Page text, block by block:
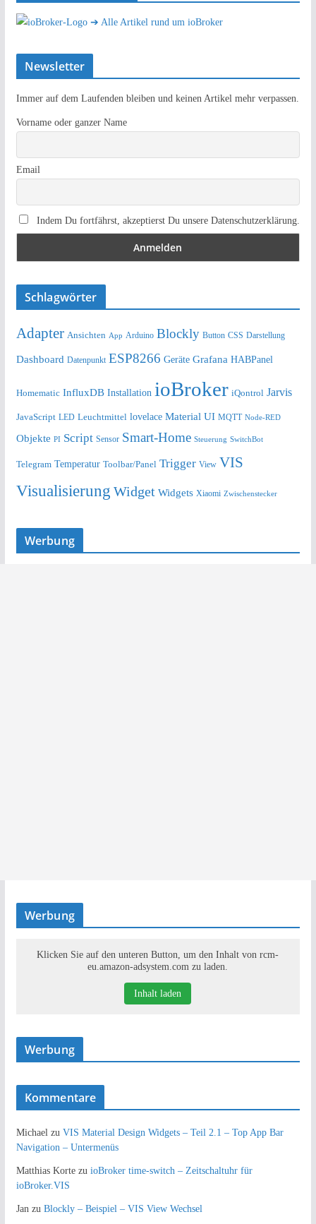
➔ Alle Artikel rund um ioBroker
Newsletter
Immer auf dem Laufenden bleiben und keinen Artikel mehr verpassen.
Vorname oder ganzer Name
Email
Indem Du fortfährst, akzeptierst Du unsere Datenschutzerklärung.
Schlagwörter
Adapter Ansichten App Arduino Blockly Button CSS Darstellung
Dashboard Datenpunkt ESP8266 Geräte Grafana HABPanel
Homematic InfluxDB Installation ioBroker iQontrol Jarvis
JavaScript LED Leuchtmittel lovelace Material UI MQTT Node-RED
Objekte PI Script Sensor Smart-Home Steuerung SwitchBot
Telegram Temperatur Toolbar/Panel Trigger View VIS
Visualisierung Widget Widgets Xiaomi Zwischenstecker
Werbung
Werbung
Klicken Sie auf den unteren Button, um den Inhalt von rcm-
eu.amazon-adsystem.com zu laden.
Inhalt laden
Werbung
Kommentare
Michaelzu VIS Material Design Widgets – Teil 2.1 – Top App Bar
Navigation – Untermenüs
Matthias Kortezu ioBroker time-switch – Zeitschaltuhr für
ioBroker.VIS
Janzu Blockly – Beispiel – VIS View Wechsel